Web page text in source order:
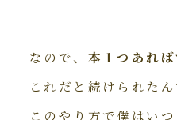
なので、 本１つあれ
これだと続けられた
このやり方で僕はい